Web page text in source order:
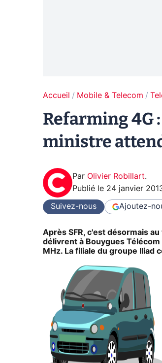
Accueil Mobile & Telecom
Refarming 4G
ministre
Par Olivier Robillart.
Publié le 24 janvier
Suivez-nous Ajoutez-
Après SFR, c'est désormais
délivrent à Bouygues
MHz. La filiale du groupe